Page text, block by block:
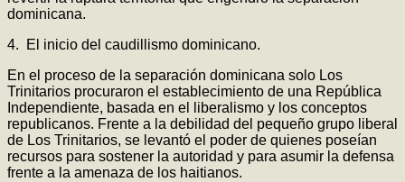
dominicana.
4. El inicio del caudillismo dominicano.
En el proceso de la separación dominicana solo Los
Trinitarios procuraron el establecimiento de una República
Independiente, basada en el liberalismo y los conceptos
republicanos. Frente a la debilidad del pequeño grupo liberal
de Los Trinitarios, se levantó el poder de quienes poseían
recursos para sostener la autoridad y para asumir la defensa
frente a la amenaza de los haitianos.